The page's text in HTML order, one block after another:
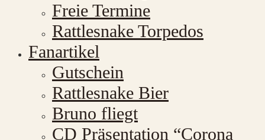
Freie Termine
Rattlesnake Torpedos
Fanartikel
Gutschein
Rattlesnake Bier
Bruno fliegt
CD Präsentation “Corona